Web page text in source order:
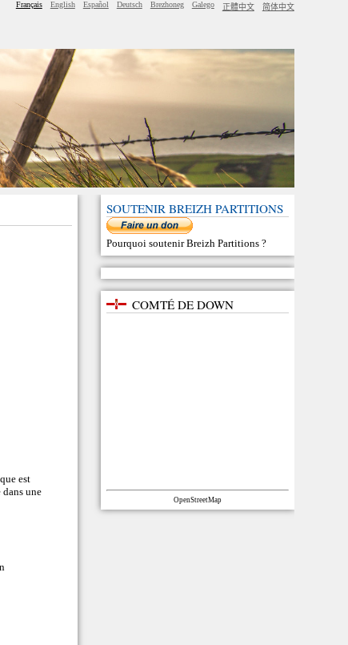
Français English Español Deutsch Brezhoneg Galego 正體中文 简体中文
est
une
SOUTENIR BREIZH PARTITIONS
Pourquoi soutenir Breizh Partitions ?
COMTÉ DE DOWN
OpenStreetMap